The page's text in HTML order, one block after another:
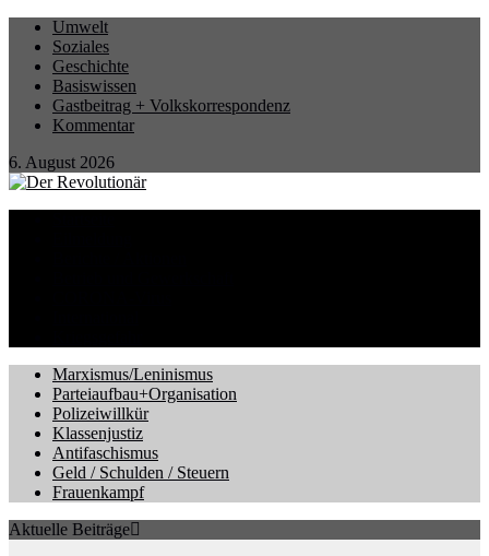
Umwelt
Soziales
Geschichte
Basiswissen
Gastbeitrag + Volkskorrespondenz
Kommentar
6. August 2026
Marxismus/Leninismus
Parteiaufbau+Organisation
Polizeiwillkür
Klassenjustiz
Antifaschismus
Geld / Schulden / Steuern
Frauenkampf
Aktuelle Beiträge